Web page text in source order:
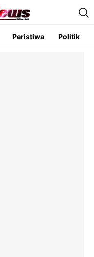
Peristiwa Politik